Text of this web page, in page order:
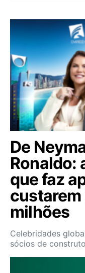
De
Ronaldo:
que faz
custarem
milhões
Celebridades
sócios de